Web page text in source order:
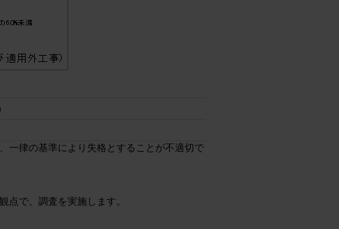
一律の基準により失格とすることが不適切で
点で、調査を実施します。